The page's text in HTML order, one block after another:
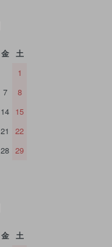
金
土
1
7
8
14 15
21
22
28 29
金
土